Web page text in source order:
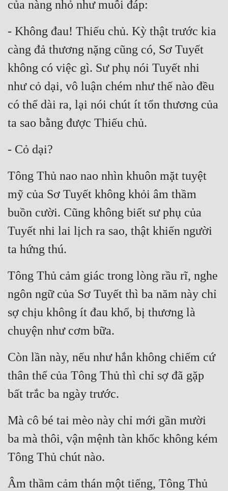
Tu Chân
Tu Tiên
Tội Phạm
Vô Địch
Võ Hiệp
Xuyên Nhanh
Xuyên Sách
Xuyên Thư
Điền Văn
Đô Thị
Đông Phương
Đông Phương Huyền Huyễn
Đồng Nhân
Cẩu Đạo Trường Sinh
Ngự Thú
Truyện Nam
Truyện Nữ
Vô Địch Lưu
Xây Dựng Thế Lực
Đam Mỹ
Đẹp
của nàng nhỏ như muỗi đáp:
- Không đau! Thiếu chủ. Kỳ thật trước kia
càng đả thương nặng cũng có, Sơ Tuyết
không có việc gì. Sư phụ nói Tuyết nhi
như cỏ dại, vô luận chém như thế nào đều
có thể dài ra, lại nói chút ít tổn thương của
ta sao bằng được Thiếu chủ.
- Cỏ dại?
Tông Thủ nao nao nhìn khuôn mặt tuyệt
mỹ của Sơ Tuyết không khỏi âm thầm
buồn cười. Cũng không biết sư phụ của
Tuyết nhi lai lịch ra sao, thật khiến người
ta hứng thú.
Tông Thủ cảm giác trong lòng rầu rĩ, nghe
ngôn ngữ của Sơ Tuyết thì ba năm này chỉ
sợ chịu không ít đau khổ, bị thương là
chuyện như cơm bữa.
Còn lần này, nếu như hắn không chiếm cứ
thân thể của Tông Thủ thì chỉ sợ đã gặp
bất trắc ba ngày trước.
Mà cô bé tai mèo này chỉ mới gần mười
ba mà thôi, vận mệnh tàn khốc không kém
Tông Thủ chút nào.
Âm thầm cảm thán một tiếng, Tông Thủ